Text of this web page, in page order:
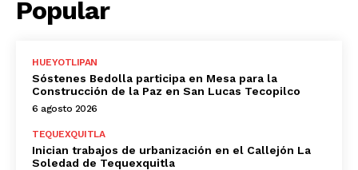
Popular
HUEYOTLIPAN
Sóstenes Bedolla participa en Mesa para la
Construcción de la Paz en San Lucas Tecopilco
6 agosto 2026
TEQUEXQUITLA
Inician trabajos de urbanización en el Callejón La
Soledad de Tequexquitla